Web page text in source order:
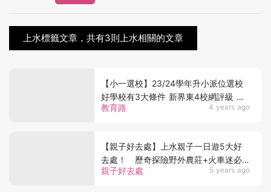
上水標籤文章，共有3則上水相關的文章
教育路 4 years ago
【小一選校】23/24學年升小派位選校
好學校有3大條件 新界東4校網評級 上
水80校網最高分
親子好去處 5 years ago
【親子好去處】上水親子一日遊5大好
去處！ 歷奇探險野外農莊+火車迷必
去大水管+唯美湖畔Cafe